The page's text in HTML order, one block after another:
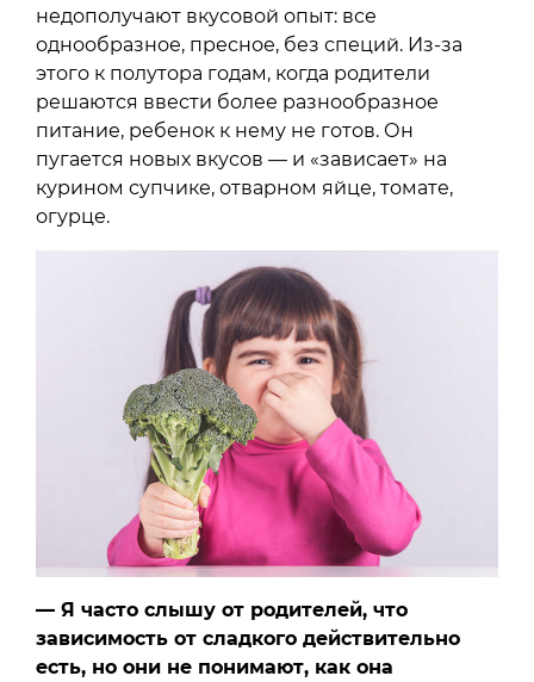
недополучают вкусовой опыт: все
однообразное, пресное, без специй. Из-за
этого к полутора годам, когда родители
решаются ввести более разнообразное
питание, ребенок к нему не готов. Он
пугается новых вкусов — и «зависает» на
курином супчике, отварном яйце, томате,
огурце.
— Я часто слышу от родителей, что
зависимость от сладкого действительно
есть, но они не понимают, как она